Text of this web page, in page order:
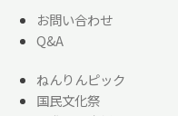
お問い合わせ
Q&A
ねんりんピック
国民文化祭